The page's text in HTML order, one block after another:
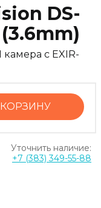
DS-
с EXIR-
Уточнить наличие:
+7 (383) 349-55-88